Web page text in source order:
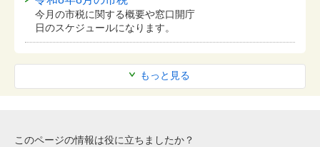
もっと見る
今月の市税に関する概要や窓口開庁
日のスケジュールになります。
このページの情報は役に立ちましたか？